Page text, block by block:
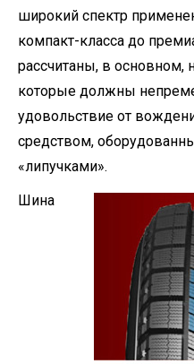
широкий спектр
компакт-класса до
рассчитаны, в основном,
которые должны
удовольствие от
средством,
«липучками».
Шина